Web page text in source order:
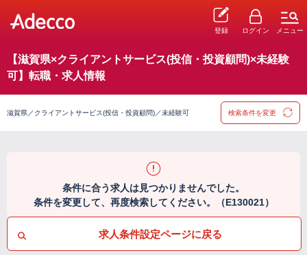
登録 ログイン メニュー
【滋賀県×クライアントサービス(投信・投資顧問)×未経験
可】転職・求人情報
滋賀県／クライアントサービス(投信・投資顧問)／未経験可 検索条件を変更
条件に合う求人は見つかりませんでした。
条件を変更して、再度検索してください。（E130021）
求人条件設定ページに戻る